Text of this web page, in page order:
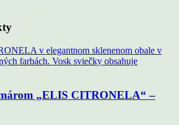
„ELIS CITRONELA“ –